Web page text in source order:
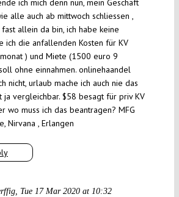
ich mich denn nun, mein Geschäft
alle auch ab mittwoch schliessen ,
allein da bin, ich habe keine
ich die anfallenden Kosten für KV
) und Miete (1500 euro 9
ohne einnahmen. onlinehaandel
nicht, urlaub mache ich auch nie das
ja vergleichbar. $58 besagt für priv KV
wo muss ich das beantragen? MFG
Nirvana , Erlangen
Tue 17 Mar 2020 at 10:32